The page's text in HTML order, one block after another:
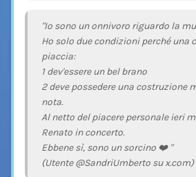
"Io sono un onnivoro riguardo la
Ho solo due condizioni perché una
piaccia:
1 dev'essere un bel brano
2 deve possedere una costruzione
nota.
Al netto del piacere personale ieri
Renato in concerto.
Ebbene sì, sono un sorcino ❤️ "
(Utente @SandriUmberto su x.com)